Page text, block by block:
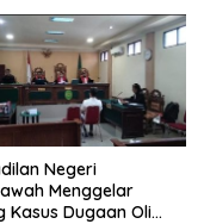
Negeri
Menggelar
Kasus Dugaan Oli